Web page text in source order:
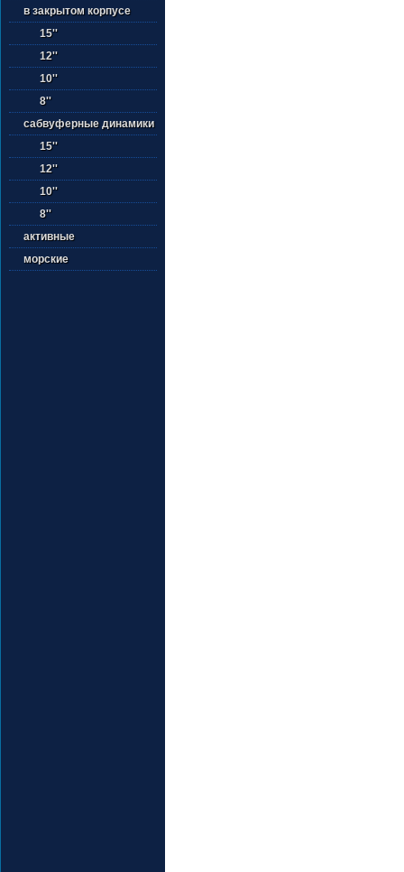
в закрытом корпусе
15''
12''
10''
8''
сабвуферные динамики
15''
12''
10''
8''
активные
морские